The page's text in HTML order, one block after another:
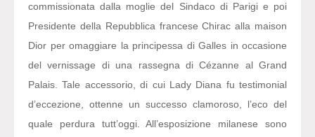
commissionata dalla moglie del Sindaco di Parigi e poi
Presidente della Repubblica francese Chirac alla maison
Dior per omaggiare la principessa di Galles in occasione
del vernissage di una rassegna di Cézanne al Grand
Palais. Tale accessorio, di cui Lady Diana fu testimonial
d’eccezione, ottenne un successo clamoroso, l’eco del
quale perdura tutt’oggi. All’esposizione milanese sono